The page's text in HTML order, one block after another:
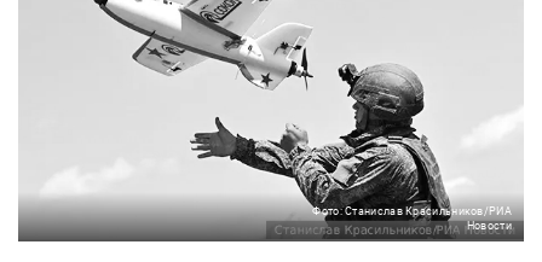
Фото: Станислав Красильников/РИА
Новости